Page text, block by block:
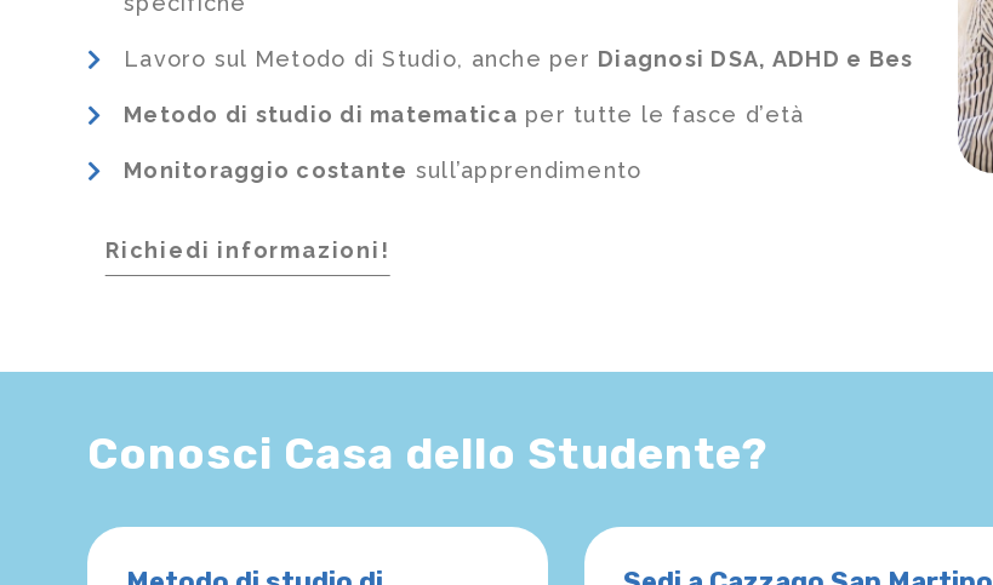
Lavoro sul Metodo di Studio, anche per Diagnosi DSA, ADHD e Bes
Metodo di studio di matematica per tutte le fasce d’età
Monitoraggio costante sull’apprendimento
Richiedi informazioni!
Conosci Casa dello Studente?